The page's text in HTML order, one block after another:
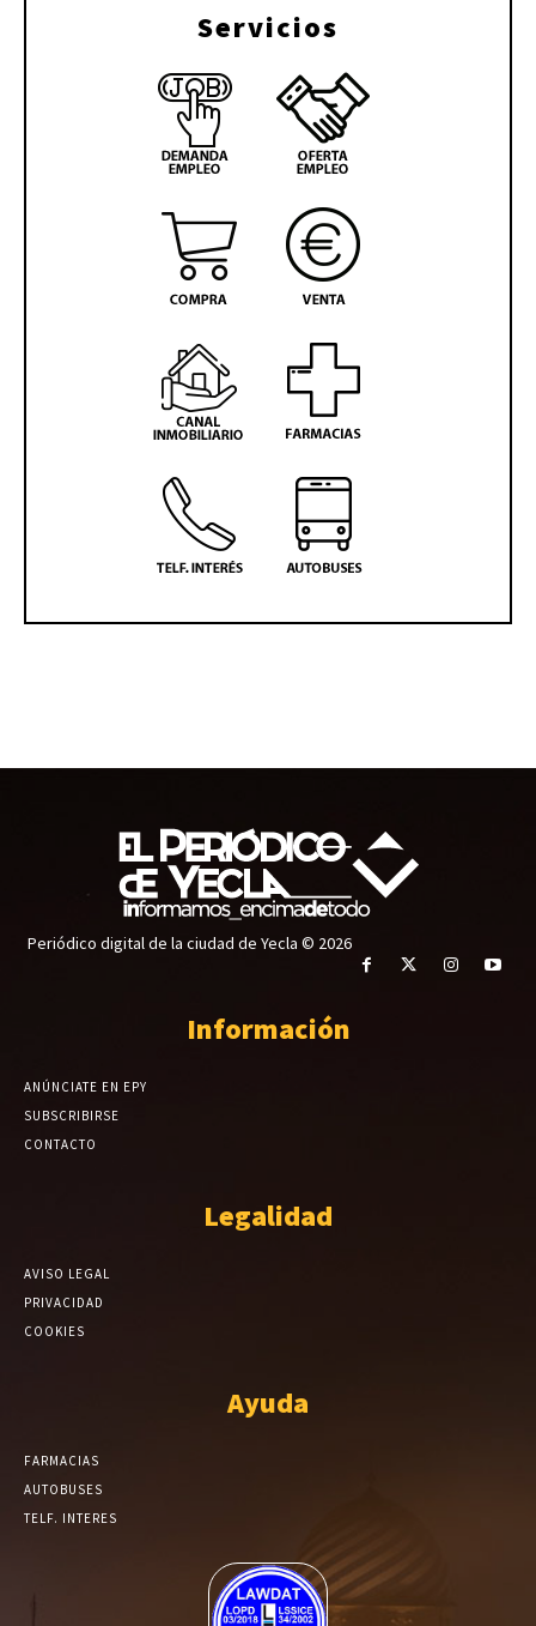
Servicios
Periódico digital de la ciudad de Yecla © 2026
Información
ANÚNCIATE EN EPY
SUBSCRIBIRSE
CONTACTO
Legalidad
AVISO LEGAL
PRIVACIDAD
COOKIES
Ayuda
FARMACIAS
AUTOBUSES
TELF. INTERES